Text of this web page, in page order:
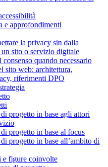
e approfondimenti
la privacy sin dalla
sito o servizio digitale
quando necessario
sito web: architettura,
riferimenti DPO
progetto in base agli attori
progetto in base al focus
progetto in base all’ambito di
e figure coinvolte